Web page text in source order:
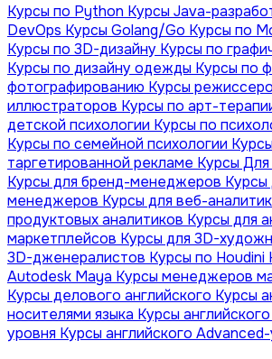
Курсы по Python Курсы Java-
DevOps Курсы Golang/Go Курсы по
Курсы по 3D-дизайну Курсы по
Курсы по дизайну одежды Курсы по
фотографированию Курсы
иллюстраторов Курсы по арт-
детской психологии Курсы по
Курсы по семейной психологии
таргетированной рекламе Курсы
Курсы для бренд-менеджеров Курсы
менеджеров Курсы для веб-
продуктовых аналитиков Курсы для
маркетплейсов Курсы для 3D-
3D-дженералистов Курсы по Houdini
Autodesk Maya Курсы менеджеров
Курсы делового английского Курсы
носителями языка Курсы
уровня Курсы английского